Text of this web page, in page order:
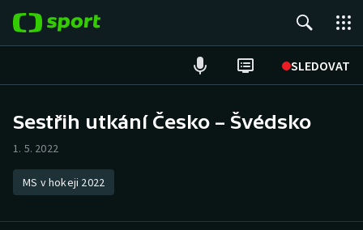
SLEDOVAT
Hokej
Tenis
Atletika
Sestřih utkání Česko – Švédsko
1. 5. 2022
MS v hokeji 2022